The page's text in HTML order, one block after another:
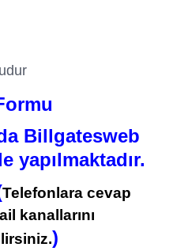
Billgatesweb
yapılmaktadır.
Telefonlara cevap
kanallarını
)